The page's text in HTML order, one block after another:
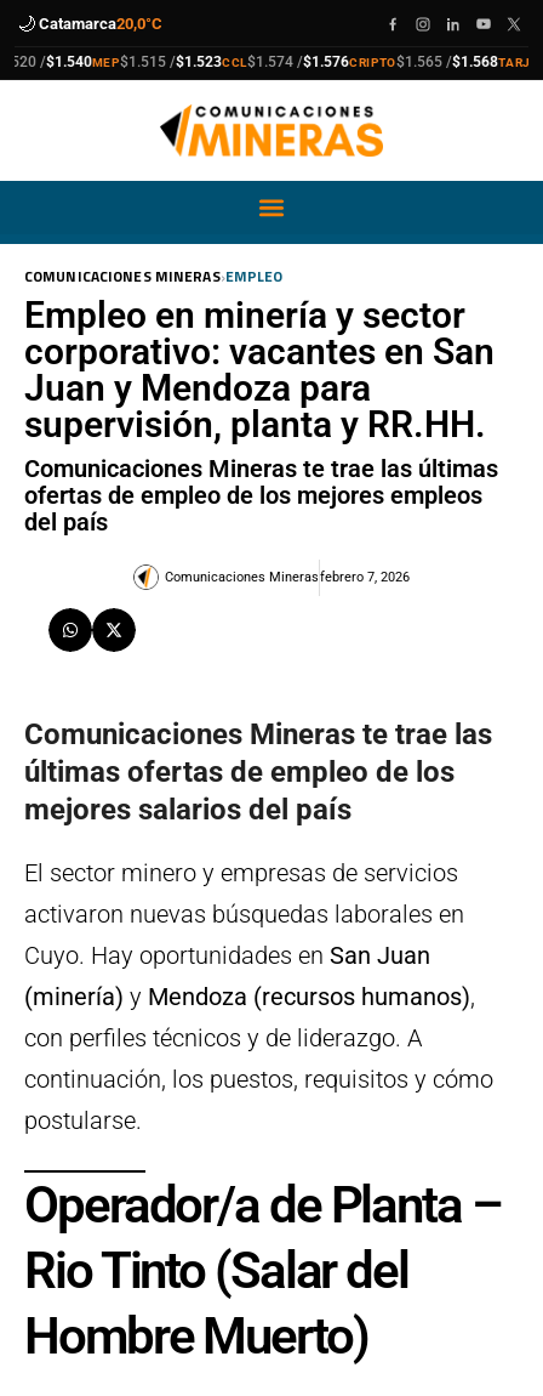
🌙 Catamarca20,0°C
/$1.540MEP
compra$1.515 /
venta $1.523CCL
compra$1.574 /
venta $1.576CRIPTO
compra$1.565 /
venta $1.568TARJETA
compra
venta
COMUNICACIONES MINERAS›EMPLEO
Empleo en minería y sector
corporativo: vacantes en San
Juan y Mendoza para
supervisión, planta y RR.HH.
Comunicaciones Mineras te trae las últimas
ofertas de empleo de los mejores empleos
del país
Comunicaciones Minerasfebrero 7, 2026
Comunicaciones Mineras te trae las
últimas ofertas de empleo de los
mejores salarios del país
El sector minero y empresas de servicios
activaron nuevas búsquedas laborales en
Cuyo. Hay oportunidades en San Juan
(minería) y Mendoza (recursos humanos),
con perfiles técnicos y de liderazgo. A
continuación, los puestos, requisitos y cómo
postularse.
Operador/a de Planta –
Rio Tinto (Salar del
Hombre Muerto)